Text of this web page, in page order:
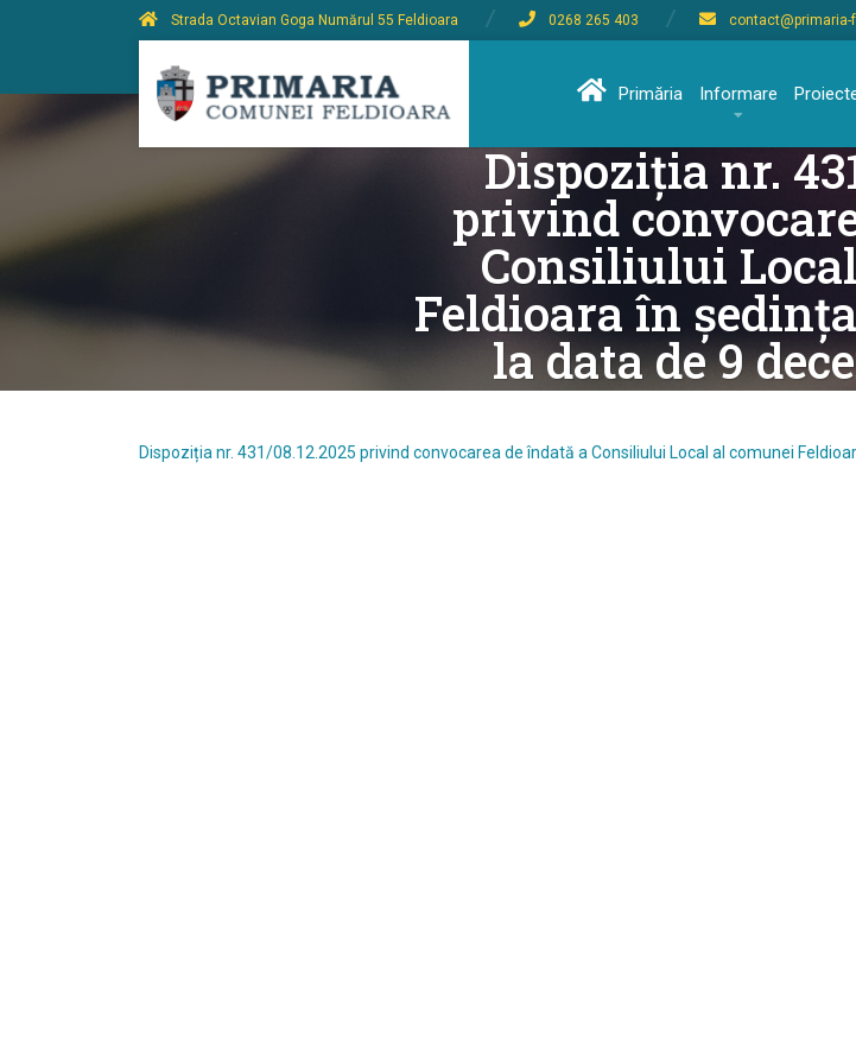
Strada Octavian Goga Numărul 55 Feldioara 0268 265 403 contact@primaria-
Primăria Informare
Dispoziția nr.
privind
Consiliului
Feldioara în
la data de 9
Dispoziția nr. 431/08.12.2025 privind convocarea de îndată a Consiliului Local al comunei